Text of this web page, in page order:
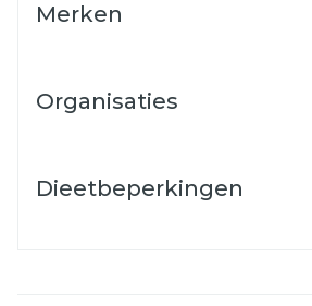
Merken
Organisaties
Dieetbeperkingen